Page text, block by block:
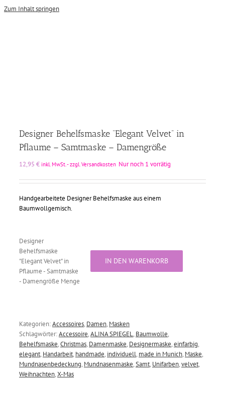
Zum Inhalt springen
Designer Behelfsmaske “Elegant Velvet” in
Pflaume – Samtmaske – Damengröße
12,95 € inkl. MwSt. - zzgl. Versandkosten Nur noch 1 vorrätig
Handgearbeitete Designer Behelfsmaske aus einem
Baumwollgemisch.
Designer
Behelfsmaske
"Elegant Velvet" in
Pflaume - Samtmaske
- Damengröße Menge
IN DEN WARENKORB
Kategorien:Accessoires, Damen, Masken
Schlagwörter:Accessoire,ALINA SPIEGEL, Baumwolle,
Behelfsmaske,Christmas, Damenmaske, Designermaske,einfarbig,
elegant, Handarbeit, handmade, individuell, made in Munich, Maske,
Mundnasenbedeckung, Mundnasenmaske,Samt, Unifarben,velvet,
Weihnachten,X-Mas